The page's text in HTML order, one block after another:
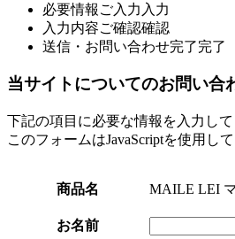
必要情報ご入力 入力
入力内容ご確認確認
送信・お問い合わせ完了完了
当サイトについてのお問い合
下記の項目に必要な情報を入力し
このフォームはJavaScriptを使用し
商品名 MAILE LEI
お名前